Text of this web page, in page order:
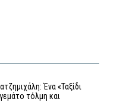
Ένα «Ταξίδι
τόλμη και